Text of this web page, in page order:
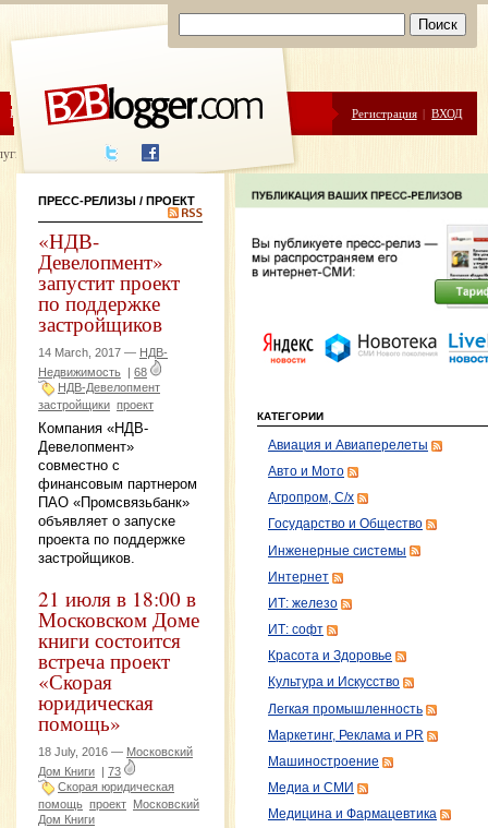
ЦЕНЫ ПОМОЩЬ Регистрация | ВХОД
написания
ПРЕСС-РЕЛИЗЫ / ПРОЕКТ
«НДВ-
Девелопмент»
запустит проект
по поддержке
застройщиков
14 March, 2017 — НДВ-
Недвижимость | 68
НДВ-Девелопмент
застройщики проект
Компания «НДВ-
Девелопмент»
совместно с
финансовым партнером
ПАО «Промсвязьбанк»
объявляет о запуске
проекта по поддержке
застройщиков.
21 июля в 18:00 в
Московском Доме
книги состоится
встреча проект
«Скорая
юридическая
помощь»
18 July, 2016 — Московский
Дом Книги | 73
Скорая юридическая
помощь проект Московский
Дом Книги
КАТЕГОРИИ
Авиация и Авиаперелеты
Авто и Мото
Агропром, С/х
Государство и Общество
Инженерные системы
Интернет
ИТ: железо
ИТ: софт
Красота и Здоровье
Культура и Искусство
Легкая промышленность
Маркетинг, Реклама и PR
Машиностроение
Медиа и СМИ
Медицина и Фармацевтика